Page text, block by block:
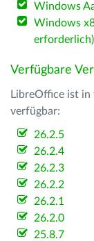
Windows
Windows
erforderlich)
Verfügbare
LibreOffice ist in
verfügbar:
26.2.5
26.2.4
26.2.3
26.2.2
26.2.1
26.2.0
25.8.7